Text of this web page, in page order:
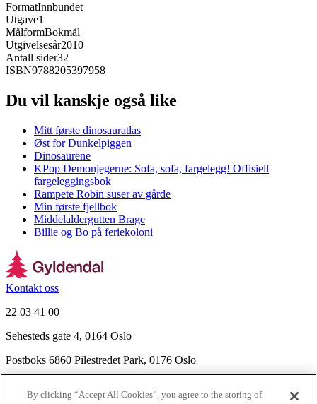
FormatInnbundet
Utgave1
MålformBokmål
Utgivelsesår2010
Antall sider32
ISBN9788205397958
Du vil kanskje også like
Mitt første dinosauratlas
Øst for Dunkelpiggen
Dinosaurene
KPop Demonjegerne: Sofa, sofa, fargelegg! Offisiell
fargeleggingsbok
Rampete Robin suser av gårde
Min første fjellbok
Middelaldergutten Brage
Billie og Bo på feriekoloni
Kontakt oss
22 03 41 00
Sehesteds gate 4, 0164 Oslo
Postboks 6860 Pilestredet Park, 0176 Oslo
By clicking “Accept All Cookies”, you agree to the storing of